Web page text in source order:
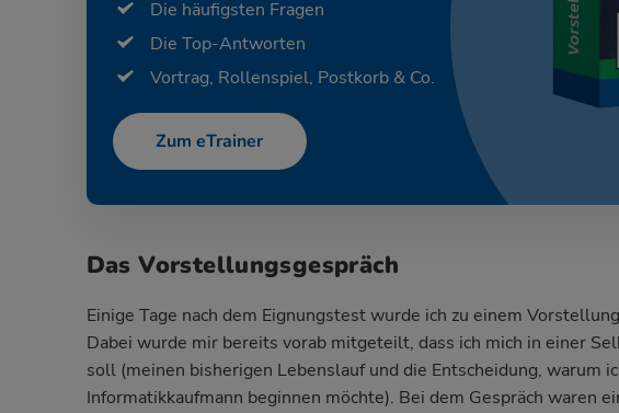
Die häufigsten Fragen
Die Top-Antworten
Vortrag, Rollenspiel, Postkorb & Co.
Zum eTrainer
Das Vorstellungsgespräch
Einige Tage nach dem Eignungstest wurde ich zu einem
Dabei wurde mir bereits vorab mitgeteilt, dass ich mich in einer
soll (meinen bisherigen Lebenslauf und die Entscheidung, warum
Informatikkaufmann beginnen möchte). Bei dem Gespräch waren